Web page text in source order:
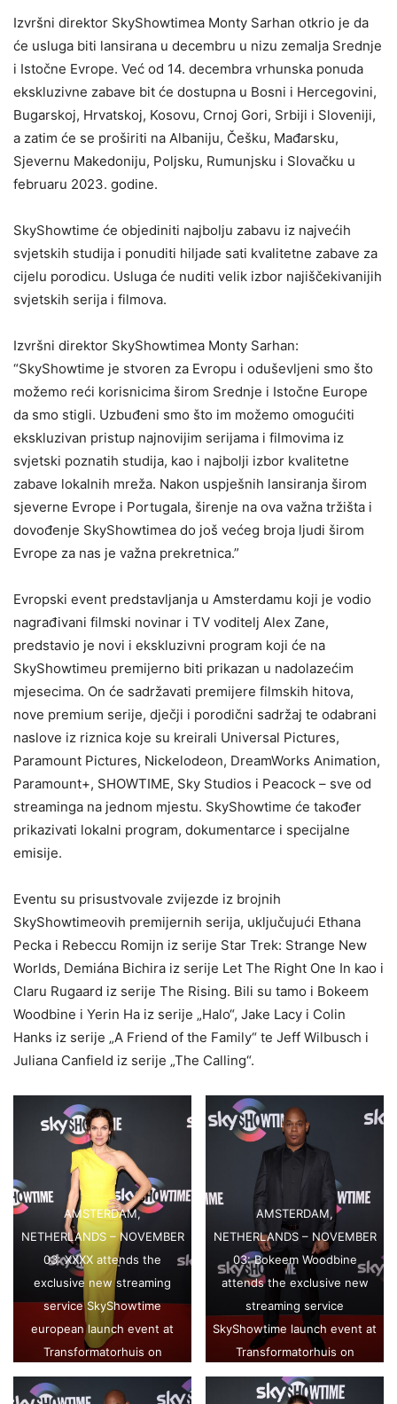
Izvršni direktor SkyShowtimea Monty Sarhan otkrio je da
će usluga biti lansirana u decembru u nizu zemalja Srednje
i Istočne Evrope. Već od 14. decembra vrhunska ponuda
ekskluzivne zabave bit će dostupna u Bosni i Hercegovini,
Bugarskoj, Hrvatskoj, Kosovu, Crnoj Gori, Srbiji i Sloveniji,
a zatim će se proširiti na Albaniju, Češku, Mađarsku,
Sjevernu Makedoniju, Poljsku, Rumunjsku i Slovačku u
februaru 2023. godine.
SkyShowtime će objediniti najbolju zabavu iz najvećih
svjetskih studija i ponuditi hiljade sati kvalitetne zabave za
cijelu porodicu. Usluga će nuditi velik izbor najiščekivanijih
svjetskih serija i filmova.
Izvršni direktor SkyShowtimea Monty Sarhan:
“SkyShowtime je stvoren za Evropu i oduševljeni smo što
možemo reći korisnicima širom Srednje i Istočne Europe
da smo stigli. Uzbuđeni smo što im možemo omogućiti
ekskluzivan pristup najnovijim serijama i filmovima iz
svjetski poznatih studija, kao i najbolji izbor kvalitetne
zabave lokalnih mreža. Nakon uspješnih lansiranja širom
sjeverne Evrope i Portugala, širenje na ova važna tržišta i
dovođenje SkyShowtimea do još većeg broja ljudi širom
Evrope za nas je važna prekretnica.”
Evropski event predstavljanja u Amsterdamu koji je vodio
nagrađivani filmski novinar i TV voditelj Alex Zane,
predstavio je novi i ekskluzivni program koji će na
SkyShowtimeu premijerno biti prikazan u nadolazećim
mjesecima. On će sadržavati premijere filmskih hitova,
nove premium serije, dječji i porodični sadržaj te odabrani
naslove iz riznica koje su kreirali Universal Pictures,
Paramount Pictures, Nickelodeon, DreamWorks Animation,
Paramount+, SHOWTIME, Sky Studios i Peacock – sve od
streaminga na jednom mjestu. SkyShowtime će također
prikazivati lokalni program, dokumentarce i specijalne
emisije.
Eventu su prisustvovale zvijezde iz brojnih
SkyShowtimeovih premijernih serija, uključujući Ethana
Pecka i Rebeccu Romijn iz serije Star Trek: Strange New
Worlds, Demiána Bichira iz serije Let The Right One In kao i
Claru Rugaard iz serije The Rising. Bili su tamo i Bokeem
Woodbine i Yerin Ha iz serije „Halo“, Jake Lacy i Colin
Hanks iz serije „A Friend of the Family“ te Jeff Wilbusch i
Juliana Canfield iz serije „The Calling“.
AMSTERDAM,
NETHERLANDS – NOVEMBER
03: XXXX attends the
exclusive new streaming
service SkyShowtime
european launch event at
Transformatorhuis on
November 03, 2022 in
Amsterdam, Netherlands.
AMSTERDAM,
NETHERLANDS – NOVEMBER
03: Bokeem Woodbine
attends the exclusive new
streaming service
SkyShowtime launch event at
Transformatorhuis on
November 03, 2022 in
Amsterdam, Netherlands.